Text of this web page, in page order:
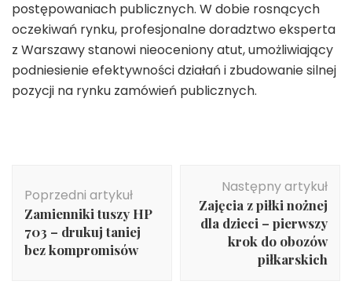
postępowaniach publicznych. W dobie rosnących
oczekiwań rynku, profesjonalne doradztwo eksperta
z Warszawy stanowi nieoceniony atut, umożliwiający
podniesienie efektywności działań i zbudowanie silnej
pozycji na rynku zamówień publicznych.
wpisu
Poprzedni artykuł
Zamienniki tuszy HP
703 – drukuj taniej
bez kompromisów
Następny artykuł
Zajęcia z piłki nożnej
dla dzieci – pierwszy
krok do obozów
piłkarskich